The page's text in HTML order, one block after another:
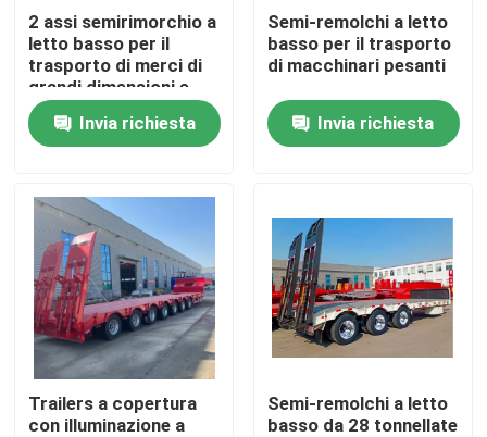
Circa noi
Giro della fabbrica
Controllo di qualità
Contatto Stati Uniti
Richieda una citazione
Autocarri con cassone ribaltabile usati
Tipper Trucks usata
2 assi semirimorchio a
letto basso per il
trasporto di merci di
grandi dimensioni e
pesanti
Invia richiesta
Semi-remolchi a letto
basso per il trasporto
di macchinari pesanti
Invia richiesta
Trailers a copertura
con illuminazione a
Semi-remolchi a letto
basso da 28 tonnellate